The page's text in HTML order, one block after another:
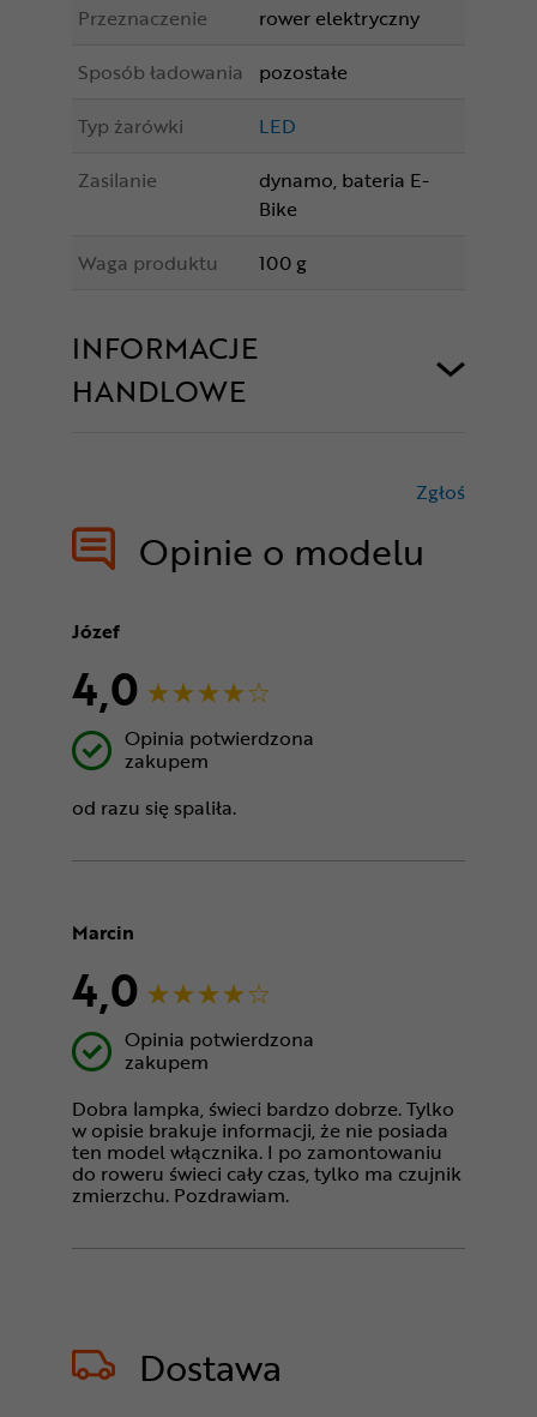
Przeznaczenie
rower elektryczny
Sposób ładowania
pozostałe
Typ żarówki
LED
Zasilanie
dynamo, bateria E-
Bike
Waga produktu
100 g
INFORMACJE
HANDLOWE
Opinie o modelu
Zgłoś
Józef
4,0
Opinia potwierdzona
zakupem
od razu się spaliła.
Marcin
4,0
Opinia potwierdzona
zakupem
Dobra lampka, świeci bardzo dobrze. Tylko
w opisie brakuje informacji, że nie posiada
ten model włącznika. I po zamontowaniu
do roweru świeci cały czas, tylko ma czujnik
zmierzchu. Pozdrawiam.
Dostawa